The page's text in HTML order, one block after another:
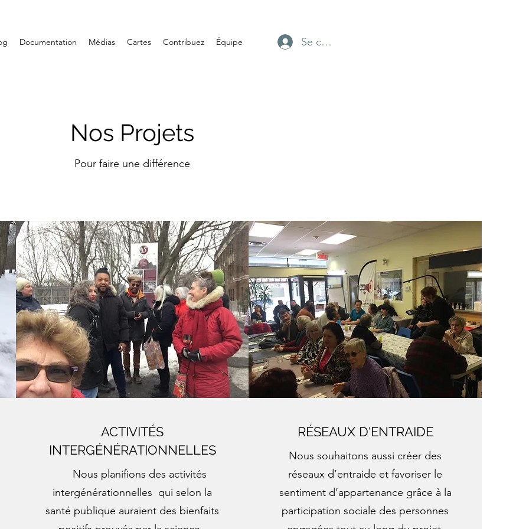
Documentation Médias Cartes Contribuez Équipe Se connecter
Nos Projets
Pour faire une différence
ACTIVITÉS
INTERGÉNÉRATIONNELLES
Nous planifions des activités
intergénérationnelles qui selon la
santé publique auraient des bienfaits
RÉSEAUX D'ENTRAIDE
Nous souhaitons aussi créer des
réseaux d’entraide et favoriser le
sentiment d’appartenance grâce à la
participation sociale des personnes